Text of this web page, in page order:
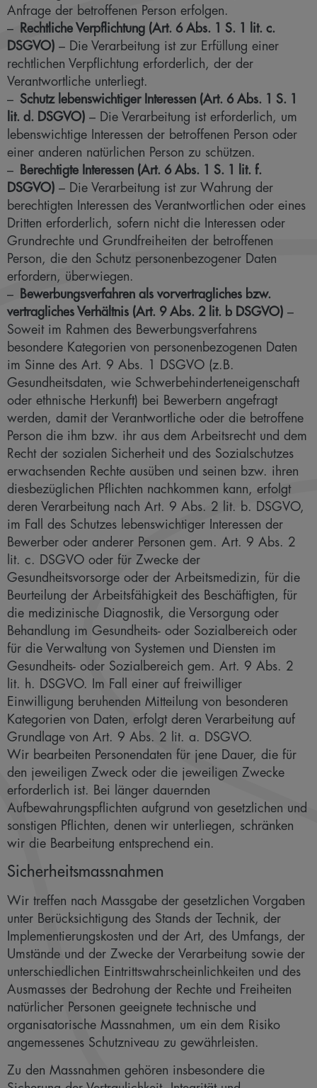
Anfrage der betroffenen Person erfolgen.
Rechtliche Verpflichtung (Art. 6 Abs. 1 S. 1 lit. c.
DSGVO) – Die Verarbeitung ist zur Erfüllung einer
rechtlichen Verpflichtung erforderlich, der der
Verantwortliche unterliegt.
Schutz lebenswichtiger Interessen (Art. 6 Abs. 1 S. 1
lit. d. DSGVO) – Die Verarbeitung ist erforderlich, um
lebenswichtige Interessen der betroffenen Person oder
einer anderen natürlichen Person zu schützen.
Berechtigte Interessen (Art. 6 Abs. 1 S. 1 lit. f.
DSGVO) – Die Verarbeitung ist zur Wahrung der
berechtigten Interessen des Verantwortlichen oder eines
Dritten erforderlich, sofern nicht die Interessen oder
Grundrechte und Grundfreiheiten der betroffenen
Person, die den Schutz personenbezogener Daten
erfordern, überwiegen.
Bewerbungsverfahren als vorvertragliches bzw.
vertragliches Verhältnis (Art. 9 Abs. 2 lit. b DSGVO) –
Soweit im Rahmen des Bewerbungsverfahrens
besondere Kategorien von personenbezogenen Daten
im Sinne des Art. 9 Abs. 1 DSGVO (z.B.
Gesundheitsdaten, wie Schwerbehinderteneigenschaft
oder ethnische Herkunft) bei Bewerbern angefragt
werden, damit der Verantwortliche oder die betroffene
Person die ihm bzw. ihr aus dem Arbeitsrecht und dem
Recht der sozialen Sicherheit und des Sozialschutzes
erwachsenden Rechte ausüben und seinen bzw. ihren
diesbezüglichen Pflichten nachkommen kann, erfolgt
deren Verarbeitung nach Art. 9 Abs. 2 lit. b. DSGVO,
im Fall des Schutzes lebenswichtiger Interessen der
Bewerber oder anderer Personen gem. Art. 9 Abs. 2
lit. c. DSGVO oder für Zwecke der
Gesundheitsvorsorge oder der Arbeitsmedizin, für die
Beurteilung der Arbeitsfähigkeit des Beschäftigten, für
die medizinische Diagnostik, die Versorgung oder
Behandlung im Gesundheits- oder Sozialbereich oder
für die Verwaltung von Systemen und Diensten im
Gesundheits- oder Sozialbereich gem. Art. 9 Abs. 2
lit. h. DSGVO. Im Fall einer auf freiwilliger
Einwilligung beruhenden Mitteilung von besonderen
Kategorien von Daten, erfolgt deren Verarbeitung auf
Grundlage von Art. 9 Abs. 2 lit. a. DSGVO.
Wir bearbeiten Personendaten für jene Dauer, die für
den jeweiligen Zweck oder die jeweiligen Zwecke
erforderlich ist. Bei länger dauernden
Aufbewahrungspflichten aufgrund von gesetzlichen und
sonstigen Pflichten, denen wir unterliegen, schränken
wir die Bearbeitung entsprechend ein.
Sicherheitsmassnahmen
Wir treffen nach Massgabe der gesetzlichen Vorgaben
unter Berücksichtigung des Stands der Technik, der
Implementierungskosten und der Art, des Umfangs, der
Umstände und der Zwecke der Verarbeitung sowie der
unterschiedlichen Eintrittswahrscheinlichkeiten und des
Ausmasses der Bedrohung der Rechte und Freiheiten
natürlicher Personen geeignete technische und
organisatorische Massnahmen, um ein dem Risiko
angemessenes Schutzniveau zu gewährleisten.
Zu den Massnahmen gehören insbesondere die